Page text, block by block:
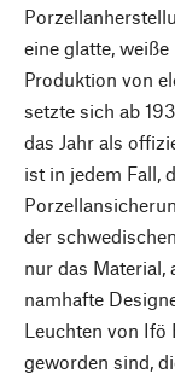
eine glatte,
Produktion von
setzte sich ab
das Jahr als
ist in jedem Fall,
der
nur das Material,
namhafte
Leuchten von Ifö
geworden sind,